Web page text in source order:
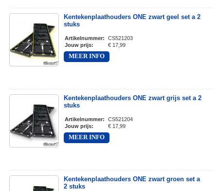
Kentekenplaathouders ONE zwart geel set a 2
stuks
Artikelnummer:
CS521203
Jouw prijs: € 17,99
MEER INFO
Kentekenplaathouders ONE zwart grijs set a 2
stuks
Artikelnummer:
CS521204
Jouw prijs: € 17,99
MEER INFO
Kentekenplaathouders ONE zwart groen set a
2 stuks